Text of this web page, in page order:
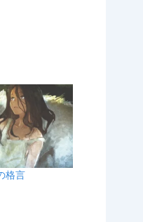
格言